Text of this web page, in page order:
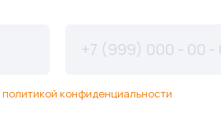
политикой конфиденциальности